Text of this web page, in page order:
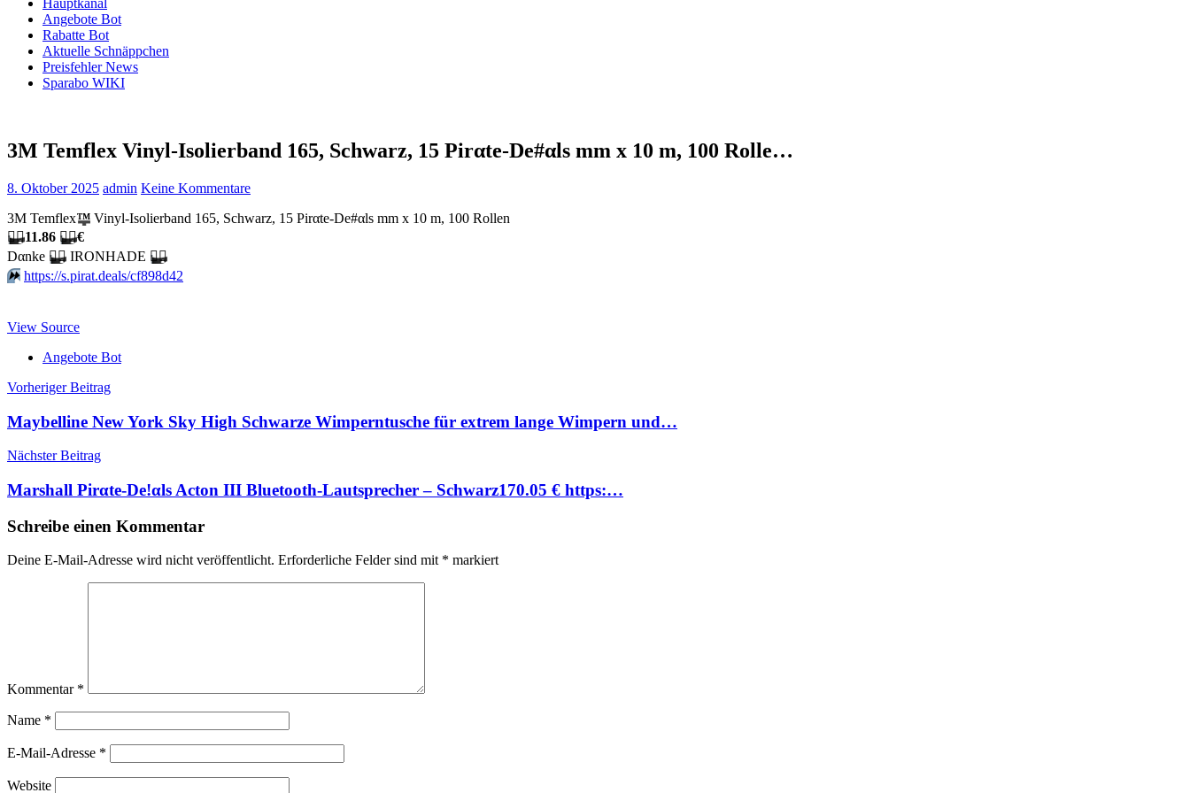
Hauptkanal
Angebote Bot
Rabatte Bot
Aktuelle Schnäppchen
Preisfehler News
Sparabo WIKI
3M Temflex Vinyl-Isolierband 165, Schwarz, 15 Pirαtе-Dе#αls mm x 10 m, 100 Rolle…
8. Oktober 2025 admin Keine Kommentare
3M Temflex™ Vinyl-Isolierband 165, Schwarz, 15 Pirαtе-Dе#αls mm x 10 m, 100 Rollen
🏴‍☠️11.86 🏴‍☠️€
Dαnkе 🏴‍☠️ IRONHADE 🏴‍☠️
⏩️ https://s.pirat.deals/cf898d42
View Source
Angebote Bot
Beitragsnavigation
Vorheriger Beitrag
Maybelline New York Sky High Schwarze Wimperntusche für extrem lange Wimpern und…
Nächster Beitrag
Marshall Pirαtе-Dе!αls Acton III Bluetooth-Lautsprecher – Schwarz170.05 € https:…
Schreibe einen Kommentar
Deine E-Mail-Adresse wird nicht veröffentlicht. Erforderliche Felder sind mit * markiert
Kommentar *
Name *
E-Mail-Adresse *
Website